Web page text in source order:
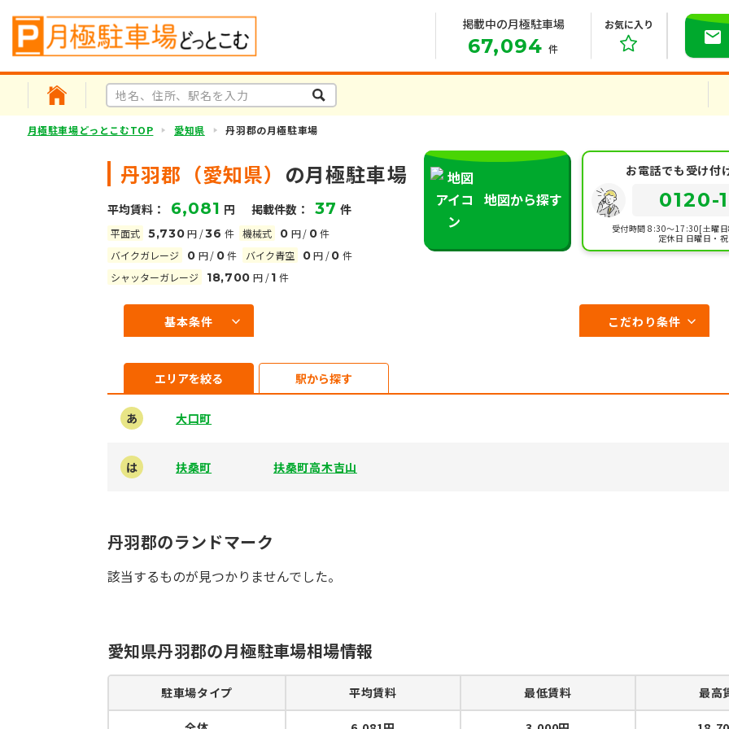
掲載中の月極駐車場
67,094 件
お気に入り
月極駐車場どっとこむTOP 愛知県 丹羽郡の月極駐車場
丹羽郡（愛知県） の月極駐車場
平均賃料： 6,081 円 掲載件数： 37 件
平面式 5,730 円 /36 件 機械式 0 円/ 0件
バイクガレージ
0 円/ 0件 バイク青空 0円 /0 件
シャッターガレージ
18,700 円 /1 件
地図から探す
お電話でも受け付
0120-
受付時間 8:30～17:30[土曜
定休日 日曜日・
基本条件 こだわり条件
エリアを絞る 駅から探す
あ 大口町
は 扶桑町 扶桑町高木吉山
丹羽郡のランドマーク
該当するものが見つかりませんでした。
愛知県丹羽郡の月極駐車場相場情報
駐車場タイプ 平均賃料 最低賃料 最高